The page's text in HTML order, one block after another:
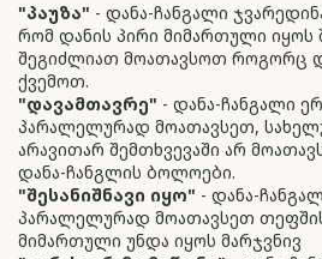
"პაუზა" - დანა-ჩანგალი
რომ დანის პირი მიმართული იყოს
შეგიძლიათ მოათავსოთ როგორც
ქვემოთ.
"დავამთავრე" - დანა-ჩანგალი
პარალელურად მოათავსეთ,
არავითარ შემთხვევაში არ
დანა-ჩანგლის ბოლოები.
"შესანიშნავი იყო" - დანა-
პარალელურად მოათავსეთ
მიმართული უნდა იყოს მარჯვნივ